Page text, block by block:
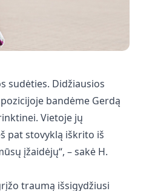
sudėties. Didžiausios
bandėme Gerdą
Vietoje jų
pat stovyklą iškrito iš
įžaidėjų“, – sakė H.
traumą išsigydžiusi